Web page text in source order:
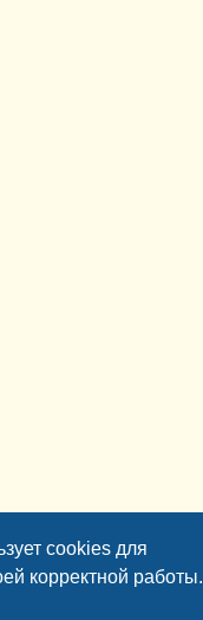
cookies для
корректной работы.